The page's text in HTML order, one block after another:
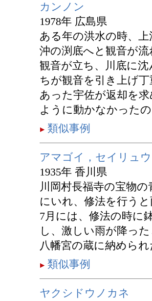
カンノン
1978年 広島県
ある年の洪水の時、
沖の渕底へと観音が
観音が立ち、川底に
ちが観音を引き上げ
あった宇佐が返却を
ように動かなかった
類似事例
アマゴイ，セイリュウ
1935年 香川県
川岡村長福寺の宝物
にいれ、修法を行う
7月には、修法の時に
し、激しい雨が降っ
八幡宮の蔵に納めら
類似事例
ヤクシドウノカネ